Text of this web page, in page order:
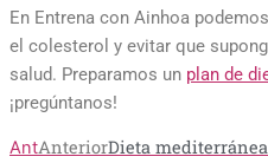
En Entrena con Ainhoa
el colesterol y evitar que
salud. Preparamos un plan de
¡pregúntanos!
AntAnteriorDieta